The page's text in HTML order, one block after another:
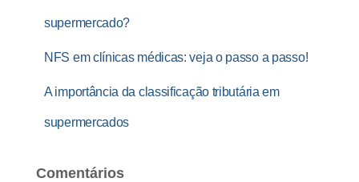
supermercado?
NFS em clínicas médicas: veja o passo a passo!
A importância da classificação tributária em
supermercados
Comentários